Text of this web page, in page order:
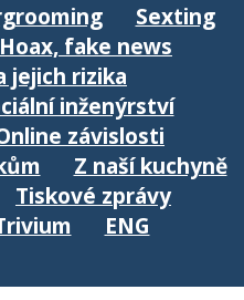
Sexting
Hoax, fake news
jejich rizika
inženýrství
závislosti
Z naší kuchyně
Tiskové zprávy
ENG